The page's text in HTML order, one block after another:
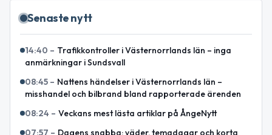
Senaste nytt
14:40 – Trafikkontroller i Västernorrlands län – inga
anmärkningar i Sundsvall
08:45 – Nattens händelser i Västernorrlands län –
misshandel och bilbrand bland rapporterade ärenden
08:24 – Veckans mest lästa artiklar på ÅngeNytt
07:57 – Dagens snabba: väder, temadagar och korta